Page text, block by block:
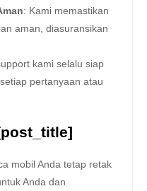
: Kami memastikan
aman, diasuransikan
kami selalu siap
pertanyaan atau
mobil Anda tetap retak
Anda dan